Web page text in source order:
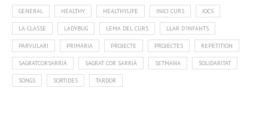
GENERAL HEALTHY HEALTHYLIFE INICI CURS JOCS
LA CLASSE LADYBUG LEMA DEL CURS LLAR D'INFANTS
PARVULARI PRIMÀRIA PROJECTE PROJECTES REPETITION
SAGRATCORSARRIÀ SAGRAT COR SARRIÀ SETMANA SOLIDARITAT
SONGS SORTIDES TARDOR